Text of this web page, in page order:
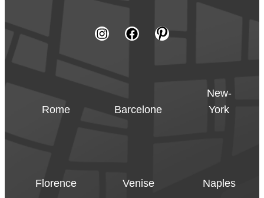
Rome Barcelone
New-
York
Florence Venise Naples